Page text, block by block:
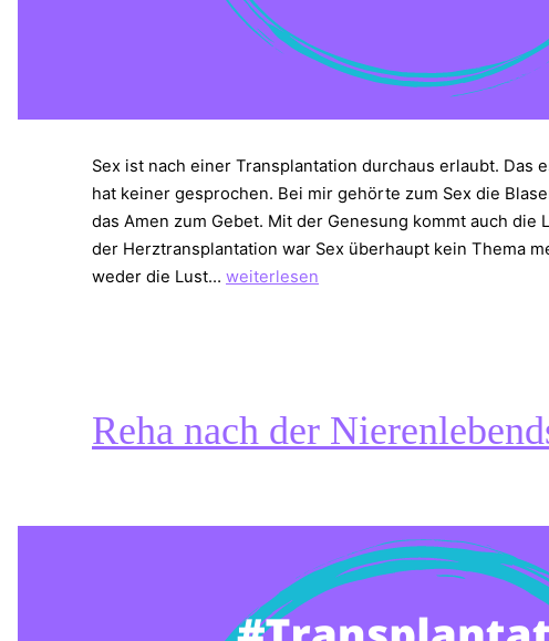
Sex ist nach einer Transplantation durchaus erlaubt. Das
hat keiner gesprochen. Bei mir gehörte zum Sex die
das Amen zum Gebet. Mit der Genesung kommt auch die
der Herztransplantation war Sex überhaupt kein Thema
weder die Lust… Sex,
weiterlesen
Reha nach der